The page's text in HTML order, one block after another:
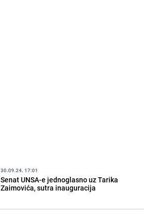
30.09.24. 17:01
Senat UNSA-e jednoglasno uz Tarika
Zaimovića, sutra inauguracija